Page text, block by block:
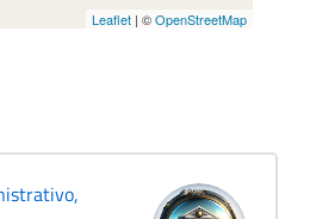
Leaflet | ©OpenStreetMap